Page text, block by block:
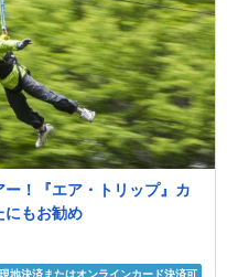
！『エア・トリップ』カ
にもお勧め
現地決済またはオンラインカード決済可